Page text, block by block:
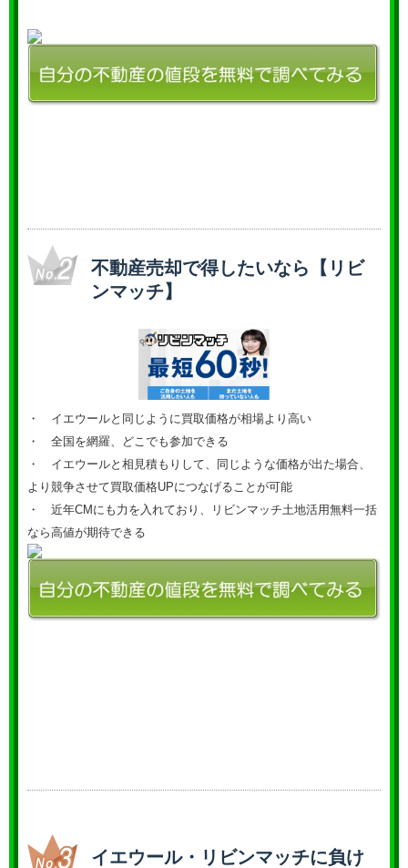
不動産売却で得したいなら【リビ
ンマッチ】
・ イエウールと同じように買取価格が相場より高い
・ 全国を網羅、どこでも参加できる
・ イエウールと相見積もりして、同じような価格が出た場合、
より競争させて買取価格UPにつなげることが可能
・ 近年CMにも力を入れており、リビンマッチ土地活用無料一括
なら高値が期待できる
イエウール・リビンマッチに負け